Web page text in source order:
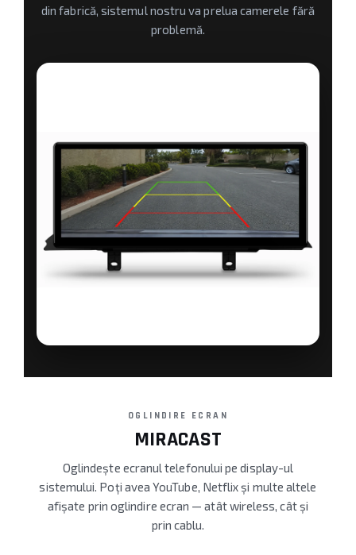
din fabrică, sistemul nostru va prelua camerele fără
problemă.
OGLINDIRE ECRAN
MIRACAST
Oglindește ecranul telefonului pe display-ul
sistemului. Poți avea YouTube, Netflix și multe altele
afișate prin oglindire ecran — atât wireless, cât și
prin cablu.